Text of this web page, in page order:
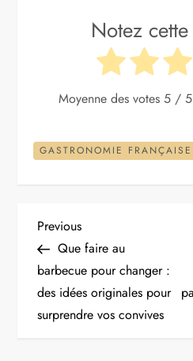
Notez
Moyenne des votes 5/ 5.
GASTRONOMIE FRANÇAISE
N
a
v
Previous
Post
Previous
Que faire au
barbecue pour changer :
des idées originales pour
surprendre vos convives